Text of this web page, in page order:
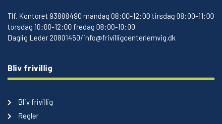
Tlf. Kontoret 93888490 mandag 08:00-12:00 tirsdag 08:00-11:00
torsdag 10:00-12:00 fredag 08:00-10:00
Daglig Leder 20801450/info@frivilligcenterlemvig.dk
Bliv frivillig
Bliv frivillig
Regler